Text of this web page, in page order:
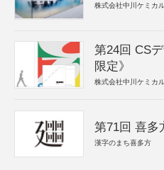
株式会社中川ケミカ
第24回 CS
限定》
株式会社中川ケミカ
第71回 喜多
漢字のまち喜多方